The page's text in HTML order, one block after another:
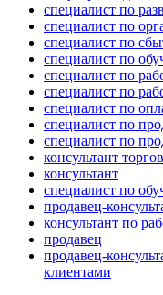
специалист по
специалист по
специалист по
специалист по
специалист по
специалист по
специалист по
специалист по
специалист по
консультант
консультант
специалист по
продавец-
консультант по
продавец
продавец-
клиентами